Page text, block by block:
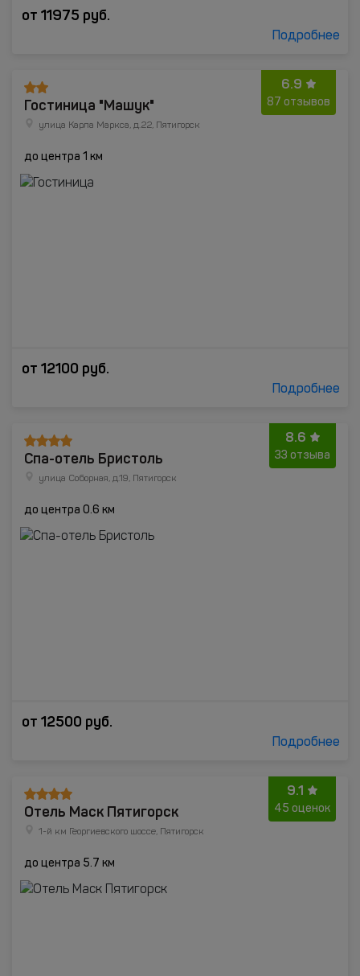
от 11975 руб.
Подробнее
6.9
87 отзывов
Гостиница "Машук"
улица Карла Маркса, д.22, Пятигорск
до центра 1 км
от 12100 руб.
Подробнее
8.6
33 отзыва
Спа-отель Бристоль
улица Соборная, д.19, Пятигорск
до центра 0.6 км
от 12500 руб.
Подробнее
9.1
45 оценок
Отель Маск Пятигорск
1-й км Георгиевского шоссе, Пятигорск
до центра 5.7 км